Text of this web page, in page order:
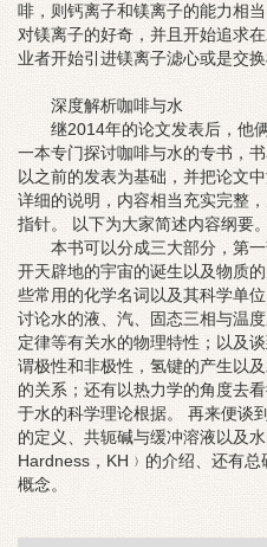
啡，则钙离子和镁离子的能力相
对镁离子的好奇，并且开始追求
业者开始引进镁离子滤心或是交
深度解析咖啡与水
继2014年的论文发表后，他俩
一本专门探讨咖啡与水的专书，
以之前的发表为基础，并把论文
详细的说明，内容相当充实完整
指针。 以下为大家简述内容纲要。
本书可以分成三大部分，第一
开天辟地的宇宙的诞生以及物质
些常用的化学名词以及其科学单
讨论水的液、汽、固态三相与温
定律等有关水的物理特性；以及
谓极性和非极性，氢键的产生以
的关系；还有以热力学的角度去
于水的科学理论根据。 再来便谈
的定义、共轭碱与缓冲溶液以及
Hardness，KH﹚的介绍、还有
概念。